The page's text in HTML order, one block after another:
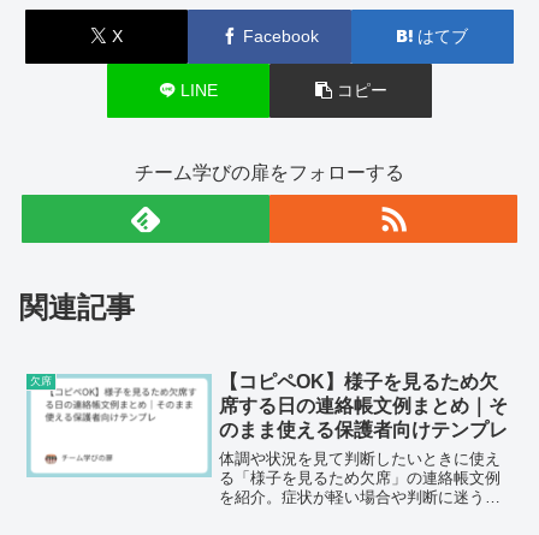
X Facebook はてブ
LINE コピー
チーム学びの扉をフォローする
関連記事
欠席
【コピペOK】様子を見るため欠
席する日の連絡帳文例まとめ｜そ
のまま使える保護者向けテンプレ
体調や状況を見て判断したいときに使え
る「様子を見るため欠席」の連絡帳文例
を紹介。症状が軽い場合や判断に迷う朝